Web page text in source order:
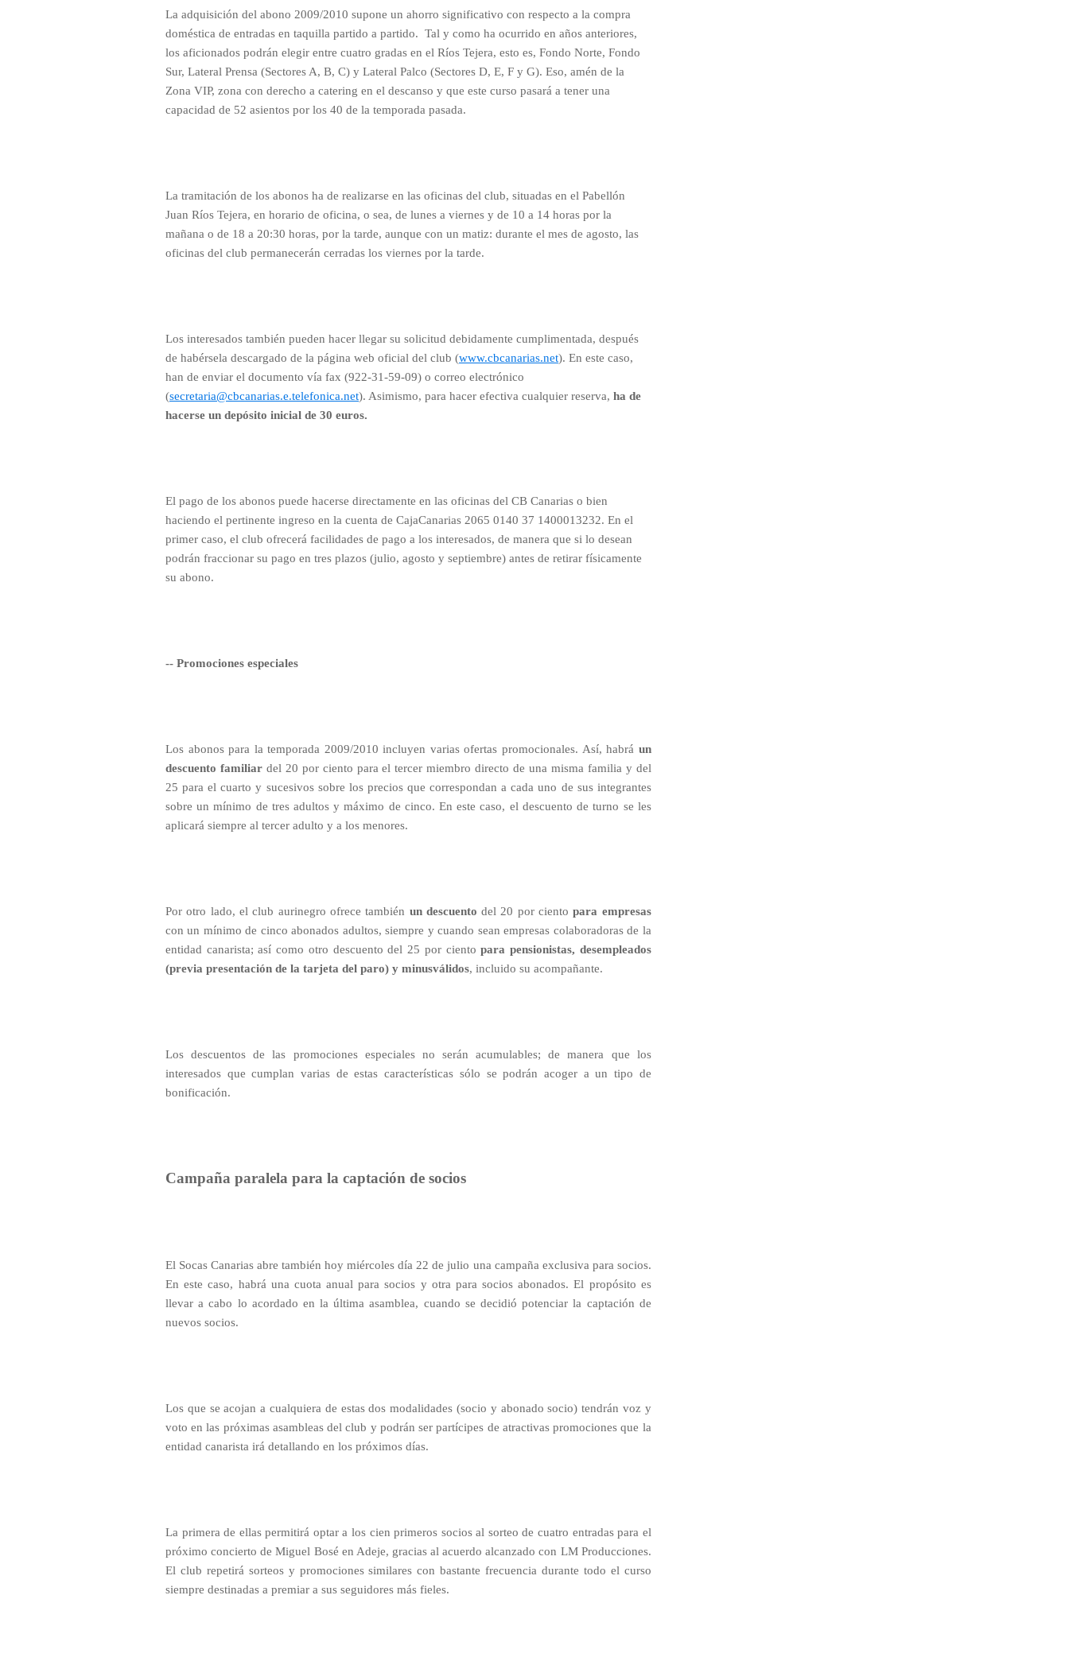
La adquisición del abono 2009/2010 supone un ahorro significativo con respecto a la compra
doméstica de entradas en taquilla partido a partido. Tal y como ha ocurrido en años anteriores,
los aficionados podrán elegir entre cuatro gradas en el Ríos Tejera, esto es, Fondo Norte, Fondo
Sur, Lateral Prensa (Sectores A, B, C) y Lateral Palco (Sectores D, E, F y G). Eso, amén de la
Zona VIP, zona con derecho a catering en el descanso y que este curso pasará a tener una
capacidad de 52 asientos por los 40 de la temporada pasada.
La tramitación de los abonos ha de realizarse en las oficinas del club, situadas en el Pabellón
Juan Ríos Tejera, en horario de oficina, o sea, de lunes a viernes y de 10 a 14 horas por la
mañana o de 18 a 20:30 horas, por la tarde, aunque con un matiz: durante el mes de agosto, las
oficinas del club permanecerán cerradas los viernes por la tarde.
Los interesados también pueden hacer llegar su solicitud debidamente cumplimentada, después
de habérsela descargado de la página web oficial del club (www.cbcanarias.net). En este caso,
han de enviar el documento vía fax (922-31-59-09) o correo electrónico
(secretaria@cbcanarias.e.telefonica.net). Asimismo, para hacer efectiva cualquier reserva, ha de
hacerse un depósito inicial de 30 euros.
El pago de los abonos puede hacerse directamente en las oficinas del CB Canarias o bien
haciendo el pertinente ingreso en la cuenta de CajaCanarias 2065 0140 37 1400013232. En el
primer caso, el club ofrecerá facilidades de pago a los interesados, de manera que si lo desean
podrán fraccionar su pago en tres plazos (julio, agosto y septiembre) antes de retirar físicamente
su abono.
-- Promociones especiales
Los abonos para la temporada 2009/2010 incluyen varias ofertas promocionales. Así, habrá un
descuento familiardel 20 por ciento para el tercer miembro directo de una misma familia y del
25 para el cuarto y sucesivos sobre los precios que correspondan a cada uno de sus integrantes
sobre un mínimo de tres adultos y máximo de cinco. En este caso, el descuento de turno se les
aplicará siempre al tercer adulto y a los menores.
Por otro lado, el club aurinegro ofrece también un descuento del 20 por cientopara empresas
con un mínimo de cinco abonados adultos, siempre y cuando sean empresas colaboradoras de la
entidad canarista; así como otro descuento del 25 por cientopara pensionistas, desempleados
(previa presentación de la tarjeta del paro) y minusválidos, incluido su acompañante.
Los descuentos de las promociones especiales no serán acumulables; de manera que los
interesados que cumplan varias de estas características sólo se podrán acoger a un tipo de
bonificación.
Campaña paralela para la captación de socios
El Socas Canarias abre también hoy miércoles día 22 de julio una campaña exclusiva para socios.
En este caso, habrá una cuota anual para socios y otra para socios abonados. El propósito es
llevar a cabo lo acordado en la última asamblea, cuando se decidió potenciar la captación de
nuevos socios.
Los que se acojan a cualquiera de estas dos modalidades (socio y abonado socio) tendrán voz y
voto en las próximas asambleas del club y podrán ser partícipes de atractivas promociones que la
entidad canarista irá detallando en los próximos días.
La primera de ellas permitirá optar a los cien primeros socios al sorteo de cuatro entradas para el
próximo concierto de Miguel Bosé en Adeje, gracias al acuerdo alcanzado con LM Producciones.
El club repetirá sorteos y promociones similares con bastante frecuencia durante todo el curso
siempre destinadas a premiar a sus seguidores más fieles.